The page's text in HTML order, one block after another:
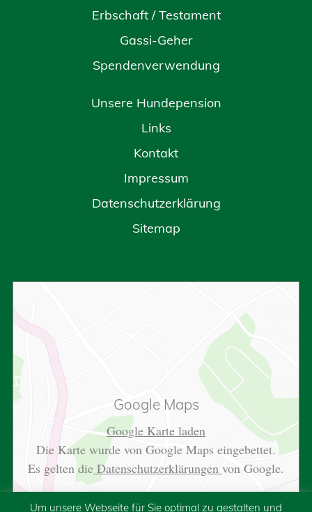
Erbschaft / Testament
Gassi-Geher
Spendenverwendung
Unsere Hundepension
Links
Kontakt
Impressum
Datenschutzerklärung
Sitemap
Google Maps
Google Karte laden
Die Karte wurde von Google Maps eingebettet.
Es gelten die Datenschutzerklärungen von Google.
Um unsere Webseite für Sie optimal zu gestalten und